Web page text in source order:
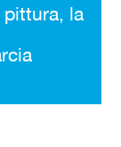
pittura, la